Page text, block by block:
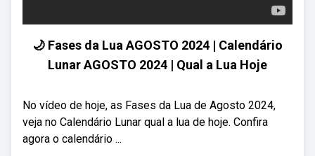
🌙 Fases da Lua AGOSTO 2024 | Calendário
Lunar AGOSTO 2024 | Qual a Lua Hoje
No vídeo de hoje, as Fases da Lua de Agosto 2024,
veja no Calendário Lunar qual a lua de hoje. Confira
agora o calendário ...